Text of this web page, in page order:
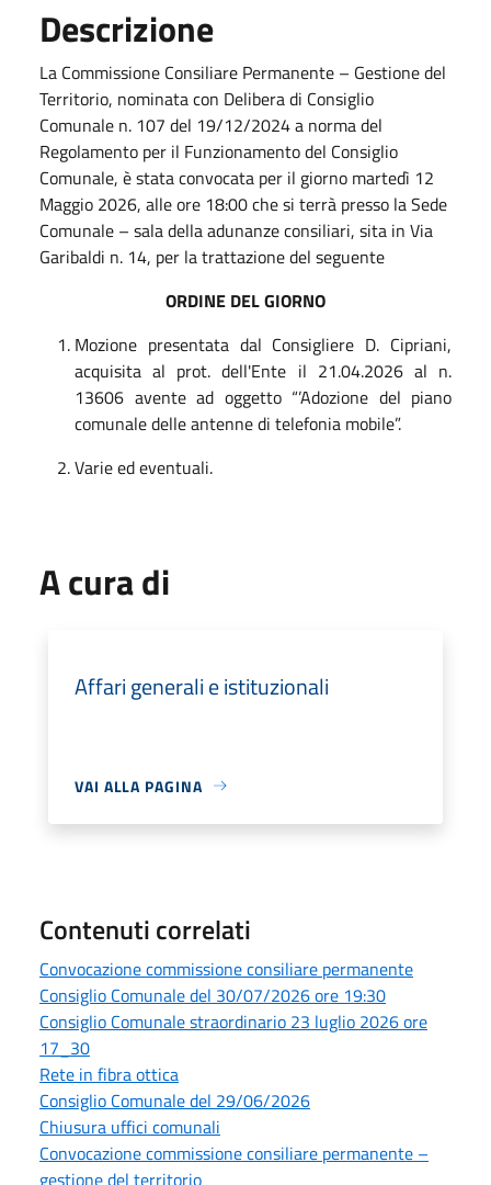
Descrizione
La Commissione Consiliare Permanente – Gestione del
Territorio, nominata con Delibera di Consiglio
Comunale n. 107 del 19/12/2024 a norma del
Regolamento per il Funzionamento del Consiglio
Comunale, è stata convocata per il giorno martedì 12
Maggio 2026, alle ore 18:00 che si terrà presso la Sede
Comunale – sala della adunanze consiliari, sita in Via
Garibaldi n. 14, per la trattazione del seguente
ORDINE DEL GIORNO
Mozione presentata dal Consigliere D. Cipriani,
acquisita al prot. dell'Ente il 21.04.2026 al n.
13606 avente ad oggetto “’Adozione del piano
comunale delle antenne di telefonia mobile”.
Varie ed eventuali.
A cura di
Affari generali e istituzionali
VAI ALLA PAGINA
Contenuti correlati
Convocazione commissione consiliare permanente
Consiglio Comunale del 30/07/2026 ore 19:30
Consiglio Comunale straordinario 23 luglio 2026 ore
17_30
Rete in fibra ottica
Consiglio Comunale del 29/06/2026
Chiusura uffici comunali
Convocazione commissione consiliare permanente –
gestione del territorio